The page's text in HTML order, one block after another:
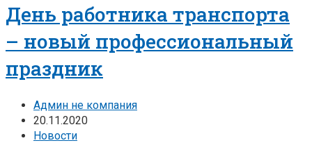
День работника транспорта
– новый профессиональный
праздник
Админ не компания
20.11.2020
Новости